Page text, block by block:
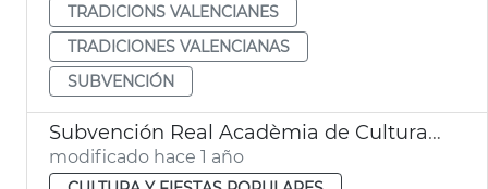
TRADICIONS VALENCIANES
TRADICIONES VALENCIANAS
SUBVENCIÓN
Subvención Real Acadèmia de Cultura Valenciana
modificado hace 1 año